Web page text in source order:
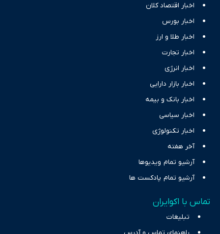
اخبار اقتصاد کلان
اخبار بورس
اخبار طلا و ارز
اخبار تجارت
اخبار انرژی
اخبار بازار دارایی
اخبار بانک و بیمه
اخبار سیاسی
اخبار تکنولوژی
آخر هفته
آرشیو تمام ویدیوها
آرشیو تمام پادکست ها
تماس با اکوایران
تبلیغات